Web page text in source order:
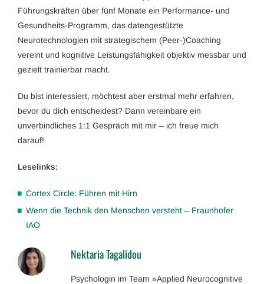
Führungskräften über fünf Monate ein Performance- und
Gesundheits-Programm, das datengestützte
Neurotechnologien mit strategischem (Peer-)Coaching
vereint und kognitive Leistungsfähigkeit objektiv messbar und
gezielt trainierbar macht.
Du bist interessiert, möchtest aber erstmal mehr erfahren,
bevor du dich entscheidest? Dann vereinbare ein
unverbindliches 1:1 Gespräch mit mir – ich freue mich
darauf!
Leselinks:
Cortex Circle: Führen mit Hirn
Wenn die Technik den Menschen versteht – Fraunhofer
IAO
Nektaria Tagalidou
Psychologin im Team »Applied Neurocognitive